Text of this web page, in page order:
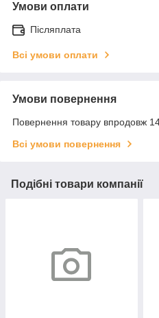
Умови оплати
Післяплата
Всі умови оплати
Умови повернення
Повернення товару впродовж
Всі умови повернення
Подібні товари компанії